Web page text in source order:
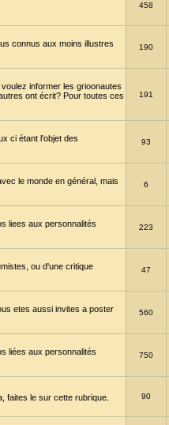
458
connus aux moins illustres
190
informer les grioonautes
ont écrit? Pour toutes ces
191
ci étant l'objet des
93
le monde en général, mais
6
liees aux personnalités
223
ou d'une critique
47
etes aussi invites a poster
560
liées aux personnalités
750
faites le sur cette rubrique. 90